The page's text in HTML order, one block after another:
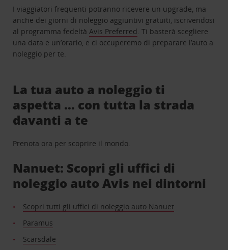
I viaggiatori frequenti potranno ricevere un upgrade, ma
anche dei giorni di noleggio aggiuntivi gratuiti, iscrivendosi
al programma fedeltàAvis Preferred. Ti basterà scegliere
una data e un’orario, e ci occuperemo di preparare l’auto a
noleggio per te.
La tua auto a noleggio ti
aspetta … con tutta la strada
davanti a te
Prenota ora per scoprire il mondo.
Nanuet: Scopri gli uffici di
noleggio auto Avis nei dintorni
Scopri tutti gli uffici di noleggio auto Nanuet
Paramus
Scarsdale